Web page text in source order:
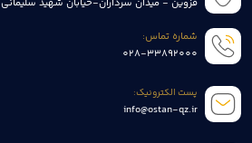
قزوین - میدان سرداران-خیابان شهید سلیمانی
شماره تماس:
028-33892000
پست الکترونیک:
info@ostan-qz.ir